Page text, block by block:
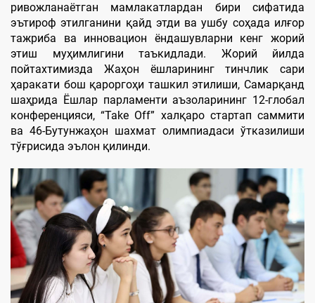
ривожланаётган мамлакатлардан бири сифатида
эътироф этилганини қайд этди ва ушбу соҳада илғор
тажриба ва инновацион ёндашувларни кенг жорий
этиш муҳимлигини таъкидлади. Жорий йилда
пойтахтимизда Жаҳон ёшларининг тинчлик сари
ҳаракати бош қароргоҳи ташкил этилиши, Самарқанд
шаҳрида Ёшлар парламенти аъзоларининг 12-глобал
конференцияси, “Take Off” халқаро стартап саммити
ва 46-Бутунжаҳон шахмат олимпиадаси ўтказилиши
тўғрисида эълон қилинди.